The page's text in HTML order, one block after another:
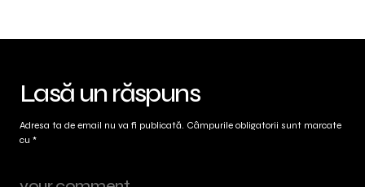
Lasă un răspuns
Adresa ta de email nu va fi publicată. Câmpurile obligatorii sunt marcate
cu *